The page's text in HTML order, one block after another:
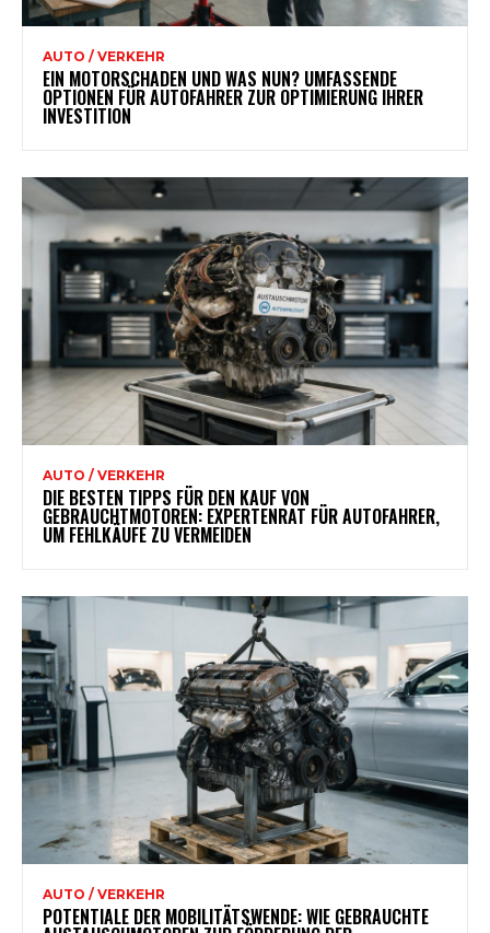
AUTO / VERKEHR
EIN MOTORSCHADEN UND WAS NUN? UMFASSENDE
OPTIONEN FÜR AUTOFAHRER ZUR OPTIMIERUNG IHRER
INVESTITION
AUTO / VERKEHR
DIE BESTEN TIPPS FÜR DEN KAUF VON
GEBRAUCHTMOTOREN: EXPERTENRAT FÜR AUTOFAHRER,
UM FEHLKÄUFE ZU VERMEIDEN
AUTO / VERKEHR
POTENTIALE DER MOBILITÄTSWENDE: WIE GEBRAUCHTE